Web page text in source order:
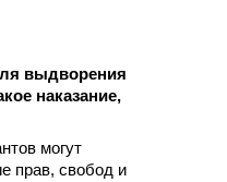
выдворения
наказание,
могут
прав, свобод и